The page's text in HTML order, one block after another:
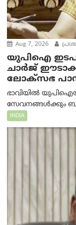
Aug 7, 2026
യുപിഐ
ചാർജ്
ലോക്‌സഭ
ഭാവിയിൽ
സേവനങ്ങൾക്കും
INDIA